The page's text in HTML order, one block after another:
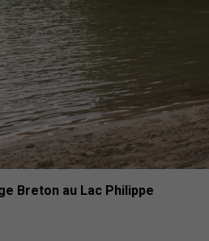
Breton au Lac Philippe